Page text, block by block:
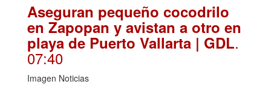
Aseguran pequeño cocodrilo
en Zapopan y avistan a otro en
playa de Puerto Vallarta | GDL.
07:40
Imagen Noticias